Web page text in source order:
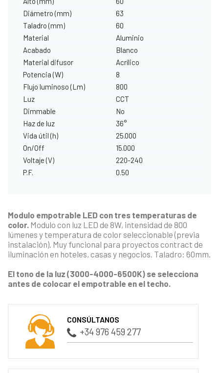
Diámetro (mm)
63
Taladro (mm)
60
Material
Aluminio
Acabado
Blanco
Material difusor
Acrílico
Potencia (W)
8
Flujo luminoso (Lm)
800
Luz
CCT
Dimmable
No
Haz de luz
36°
Vida útil (h)
25.000
On/Off
15.000
Voltaje (V)
220-240
P.F.
0.50
Modulo empotrable LED con tres temperaturas de
color. Modulo con luz LED de 8W, intensidad de 800
lúmenes y temperatura de color seleccionable (previa
instalación). Muy funcional para proyectos contract de
iluminación en hoteles, casas y negocios. Taladro: 60mm.
El tono de la luz (3000-4000-6500K) se selecciona
antes de colocar el empotrable en el techo.
CONSÚLTANOS
+34 976 459 277